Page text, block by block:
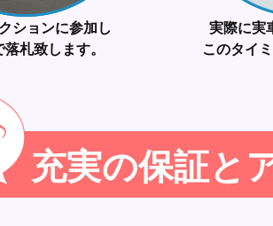
ションに参加し
札致します。
実際に実
このタイ
充実の保証と